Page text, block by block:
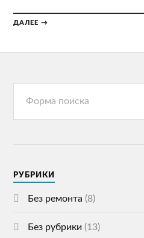
ДАЛЕЕ →
РУБРИКИ
Без ремонта (8)
Без рубрики (13)